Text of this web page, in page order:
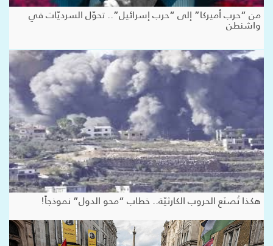
من “حرب أميركا” إلى “حرب إسرائيل”.. تحوّل السرديّات في
واشنطن
هكذا تُصنَع الحروب الكارثيّة.. خطاب “محو الدول” نموذجاً!